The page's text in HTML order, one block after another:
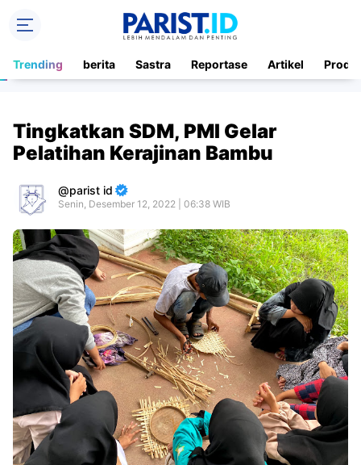
Trending berita Sastra Reportase Artikel
Tingkatkan SDM, PMI Gelar
Pelatihan Kerajinan Bambu
parist id
Senin, Desember 12, 2022 | 06:38 WIB